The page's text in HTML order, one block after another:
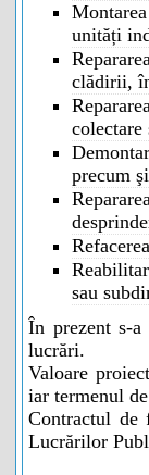
unități
clădirii,
precum
sau
În prezent s-a
lucrări.
Valoare
iar termenul
Contractul de
Lucrărilor